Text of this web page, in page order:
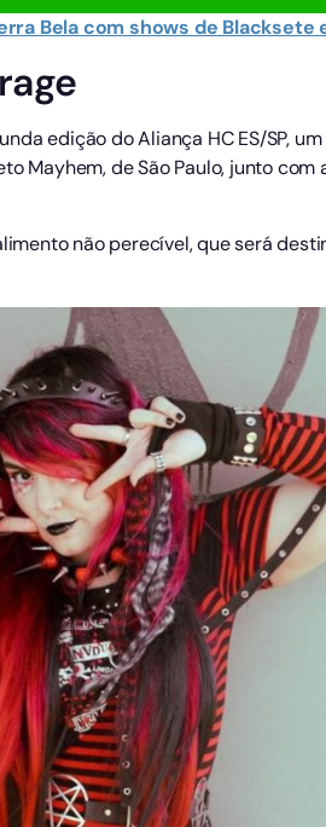
Bela com shows de Blacksete
edição do Aliança HC ES/SP,
Mayhem, de São Paulo, junto com
não perecível, que será